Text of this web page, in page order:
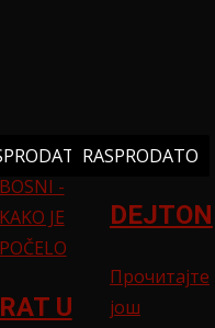
RAT U
RASPRODATO
DEJTON
Прочитајте
још